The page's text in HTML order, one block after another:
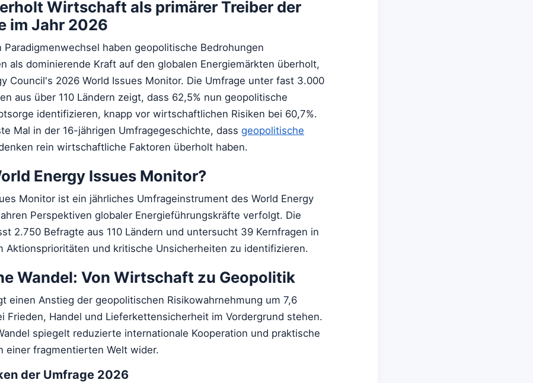
Wirtschaft als primärer Treiber der
im Jahr 2026
Paradigmenwechsel haben geopolitische Bedrohungen
als dominierende Kraft auf den globalen Energiemärkten überholt,
Council's 2026 World Issues Monitor. Die Umfrage unter fast 3.000
aus über 110 Ländern zeigt, dass 62,5% nun geopolitische
identifizieren, knapp vor wirtschaftlichen Risiken bei 60,7%.
Mal in der 16-jährigen Umfragegeschichte, dass geopolitische
rein wirtschaftliche Faktoren überholt haben.
Energy Issues Monitor?
Monitor ist ein jährliches Umfrageinstrument des World Energy
Perspektiven globaler Energieführungskräfte verfolgt. Die
2.750 Befragte aus 110 Ländern und untersucht 39 Kernfragen in
Aktionsprioritäten und kritische Unsicherheiten zu identifizieren.
Wandel: Von Wirtschaft zu Geopolitik
einen Anstieg der geopolitischen Risikowahrnehmung um 7,6
Frieden, Handel und Lieferkettensicherheit im Vordergrund stehen.
spiegelt reduzierte internationale Kooperation und praktische
einer fragmentierten Welt wider.
der Umfrage 2026